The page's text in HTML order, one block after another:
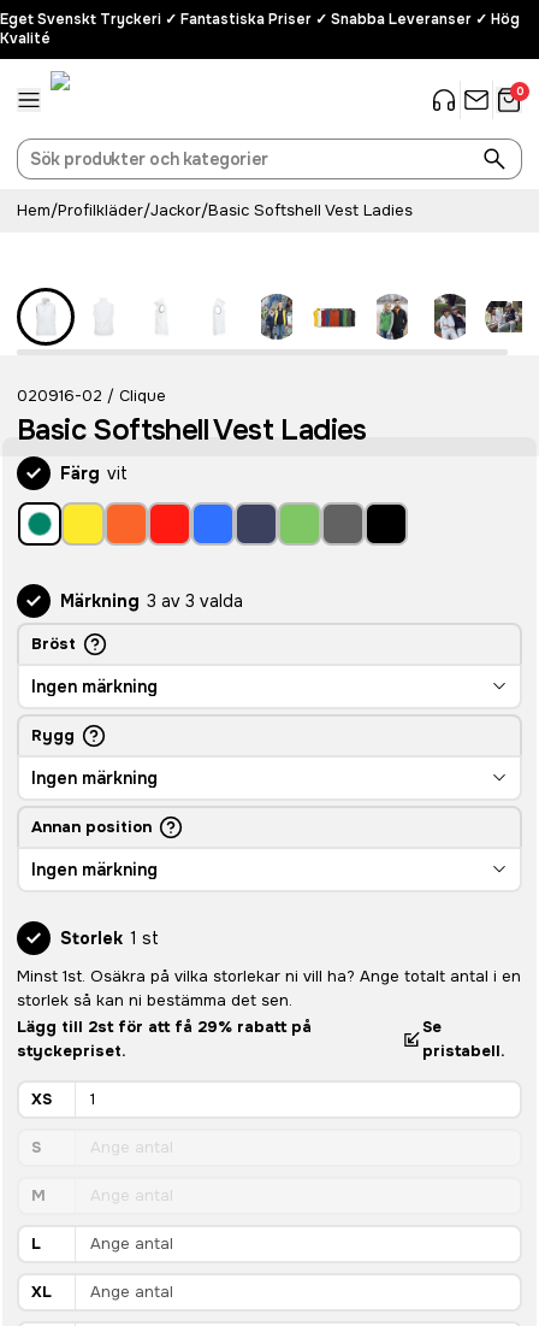
Eget Svenskt Tryckeri ✓ Fantastiska Priser ✓ Snabba Leveranser ✓ Hög
Kvalité
0
Hem/Profilkläder/Jackor/Basic Softshell Vest Ladies
020916-02 / Clique
Basic Softshell Vest Ladies
Färg vit
Märkning 3 av 3 valda
Bröst
Ingen märkning
Rygg
Ingen märkning
Annan position
Ingen märkning
Storlek 1 st
Minst 1st. Osäkra på vilka storlekar ni vill ha? Ange totalt antal i en
storlek så kan ni bestämma det sen.
Lägg till 2st för att få 29% rabatt på
styckepriset.
Se
pristabell.
XS
S
M
L
XL